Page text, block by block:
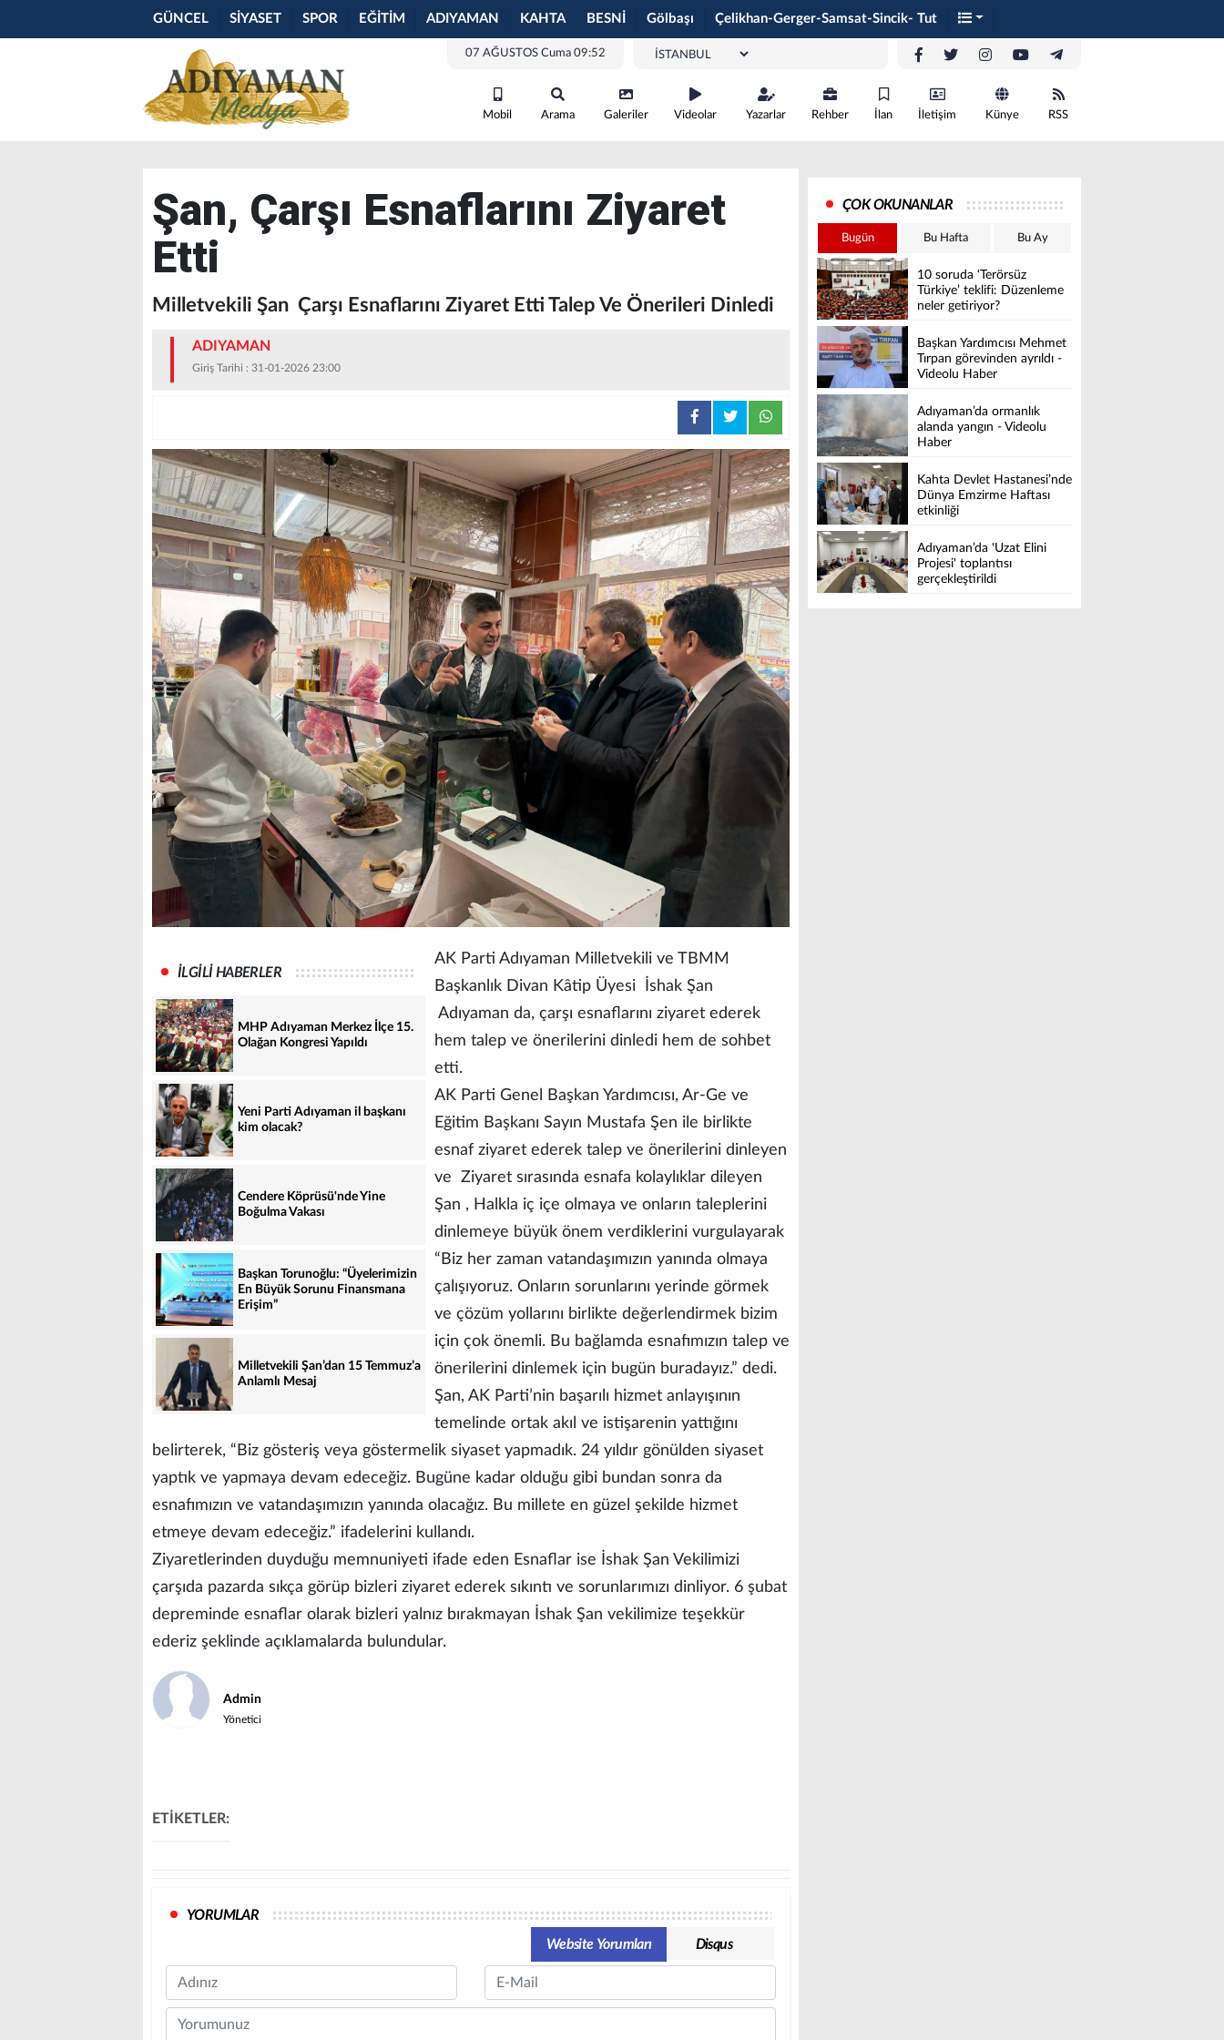
GÜNCEL SİYASET SPOR EĞİTİM ADIYAMAN KAHTA BESNİ Gölbaşı Çelikhan-Gerger-Samsat-Sincik- Tut
07 AĞUSTOS Cuma 09:52
Mobil Arama Galeriler Videolar Yazarlar Rehber İlan İletişim Künye RSS
Şan, Çarşı Esnaflarını Ziyaret
Etti
Milletvekili Şan Çarşı Esnaflarını Ziyaret Etti Talep Ve Önerileri Dinledi
ADIYAMAN
Giriş Tarihi : 31-01-2026 23:00
İLGİLİ HABERLER
MHP Adıyaman Merkez İlçe 15.
Olağan Kongresi Yapıldı
Yeni Parti Adıyaman il başkanı
kim olacak?
Cendere Köprüsü'nde Yine
Boğulma Vakası
Başkan Torunoğlu: “Üyelerimizin
En Büyük Sorunu Finansmana
Erişim”
Milletvekili Şan’dan 15 Temmuz’a
Anlamlı Mesaj
AK Parti Adıyaman Milletvekili ve TBMM
Başkanlık Divan Kâtip Üyesi İshak Şan
Adıyaman da, çarşı esnaflarını ziyaret ederek
hem talep ve önerilerini dinledi hem de sohbet
etti.
AK Parti Genel Başkan Yardımcısı, Ar-Ge ve
Eğitim Başkanı Sayın Mustafa Şen ile birlikte
esnaf ziyaret ederek talep ve önerilerini dinleyen
ve Ziyaret sırasında esnafa kolaylıklar dileyen
Şan , Halkla iç içe olmaya ve onların taleplerini
dinlemeye büyük önem verdiklerini vurgulayarak
“Biz her zaman vatandaşımızın yanında olmaya
çalışıyoruz. Onların sorunlarını yerinde görmek
ve çözüm yollarını birlikte değerlendirmek bizim
için çok önemli. Bu bağlamda esnafımızın talep ve
önerilerini dinlemek için bugün buradayız.” dedi.
Şan, AK Parti’nin başarılı hizmet anlayışının
temelinde ortak akıl ve istişarenin yattığını
belirterek, “Biz gösteriş veya göstermelik siyaset yapmadık. 24 yıldır gönülden siyaset
yaptık ve yapmaya devam edeceğiz. Bugüne kadar olduğu gibi bundan sonra da
esnafımızın ve vatandaşımızın yanında olacağız. Bu millete en güzel şekilde hizmet
etmeye devam edeceğiz.” ifadelerini kullandı.
Ziyaretlerinden duyduğu memnuniyeti ifade eden Esnaflar ise İshak Şan Vekilimizi
çarşıda pazarda sıkça görüp bizleri ziyaret ederek sıkıntı ve sorunlarımızı dinliyor. 6 şubat
depreminde esnaflar olarak bizleri yalnız bırakmayan İshak Şan vekilimize teşekkür
ederiz şeklinde açıklamalarda bulundular.
Admin
Yönetici
ETİKETLER:
YORUMLAR
Website Yorumları
Disqus
Name Email
Comment
ÇOK OKUNANLAR
Bugün Bu Hafta Bu Ay
10 soruda ‘Terörsüz
Türkiye’ teklifi: Düzenleme
neler getiriyor?
Başkan Yardımcısı Mehmet
Tırpan görevinden ayrıldı -
Videolu Haber
Adıyaman’da ormanlık
alanda yangın - Videolu
Haber
Kahta Devlet Hastanesi’nde
Dünya Emzirme Haftası
etkinliği
Adıyaman’da 'Uzat Elini
Projesi' toplantısı
gerçekleştirildi